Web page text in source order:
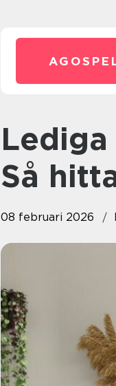
Lediga lägenheter i Tranemo:
Så
08 februari 2026